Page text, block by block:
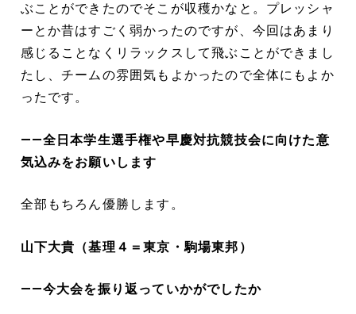
ぶことができたのでそこが収穫かなと。プレッシャ
ーとか昔はすごく弱かったのですが、今回はあまり
感じることなくリラックスして飛ぶことができまし
たし、チームの雰囲気もよかったので全体にもよか
ったです。
――全日本学生選手権や早慶対抗競技会に向けた意
気込みをお願いします
全部もちろん優勝します。
山下大貴（基理４＝東京・駒場東邦）
――今大会を振り返っていかがでしたか